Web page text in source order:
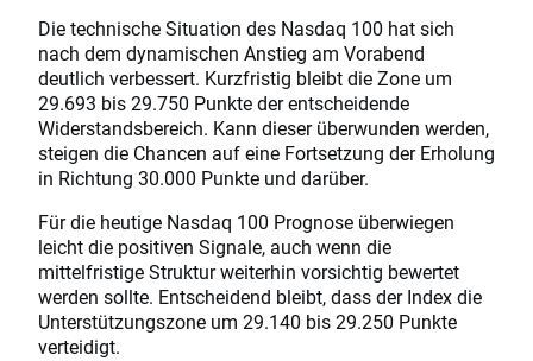
Die technische Situation des Nasdaq 100 hat sich
nach dem dynamischen Anstieg am Vorabend
deutlich verbessert. Kurzfristig bleibt die Zone um
29.693 bis 29.750 Punkte der entscheidende
Widerstandsbereich. Kann dieser überwunden werden,
steigen die Chancen auf eine Fortsetzung der Erholung
in Richtung 30.000 Punkte und darüber.
Für die heutige Nasdaq 100 Prognose überwiegen
leicht die positiven Signale, auch wenn die
mittelfristige Struktur weiterhin vorsichtig bewertet
werden sollte. Entscheidend bleibt, dass der Index die
Unterstützungszone um 29.140 bis 29.250 Punkte
verteidigt.